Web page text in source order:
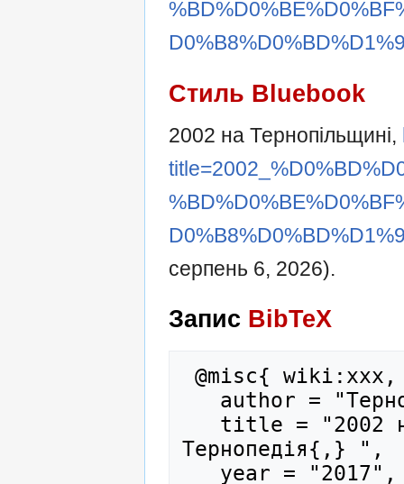
Стиль Bluebook
2002 на Тернопільщині,
серпень 6, 2026).
Запис BibTeX
Тернопедія{,} ",